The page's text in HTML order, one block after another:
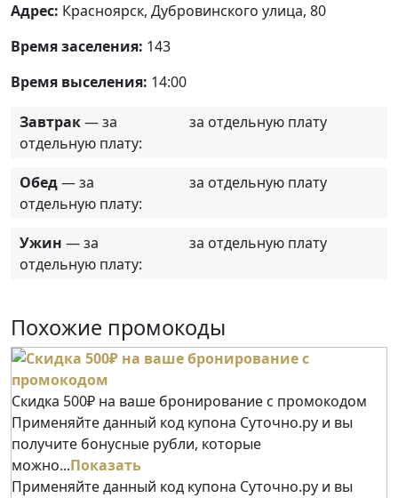
Адрес: Красноярск, Дубровинского улица, 80
Время заселения: 143
Время выселения: 14:00
Завтрак— за
отдельную плату:
за отдельную плату
Обед— за
отдельную плату:
за отдельную плату
Ужин — за
отдельную плату:
за отдельную плату
Похожие промокоды
Скидка 500₽ на ваше бронирование с промокодом
Применяйте данный код купона Суточно.ру и вы
получите бонусные рубли, которые
можно...Показать
Применяйте данный код купона Суточно.ру и вы